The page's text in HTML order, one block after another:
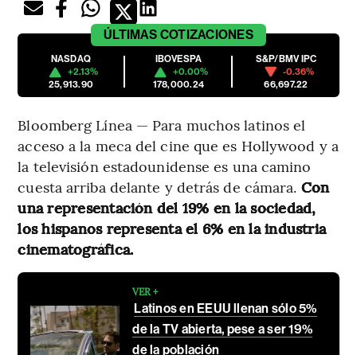
ÚLTIMAS COTIZACIONES
NASDAQ
+2.13%
25,913.90
IBOVESPA
+0.00%
178,000.24
S&P/BMV IPC
-0.36%
66,697.22
Bloomberg Línea — Para muchos latinos el
acceso a la meca del cine que es Hollywood y a
la televisión estadounidense es una camino
cuesta arriba delante y detrás de cámara. Con
una representación del 19% en la sociedad,
los hispanos representa el 6% en la industria
cinematográfica.
VER +
Latinos en EEUU llenan sólo 5%
de la TV abierta, pese a ser 19%
de la población